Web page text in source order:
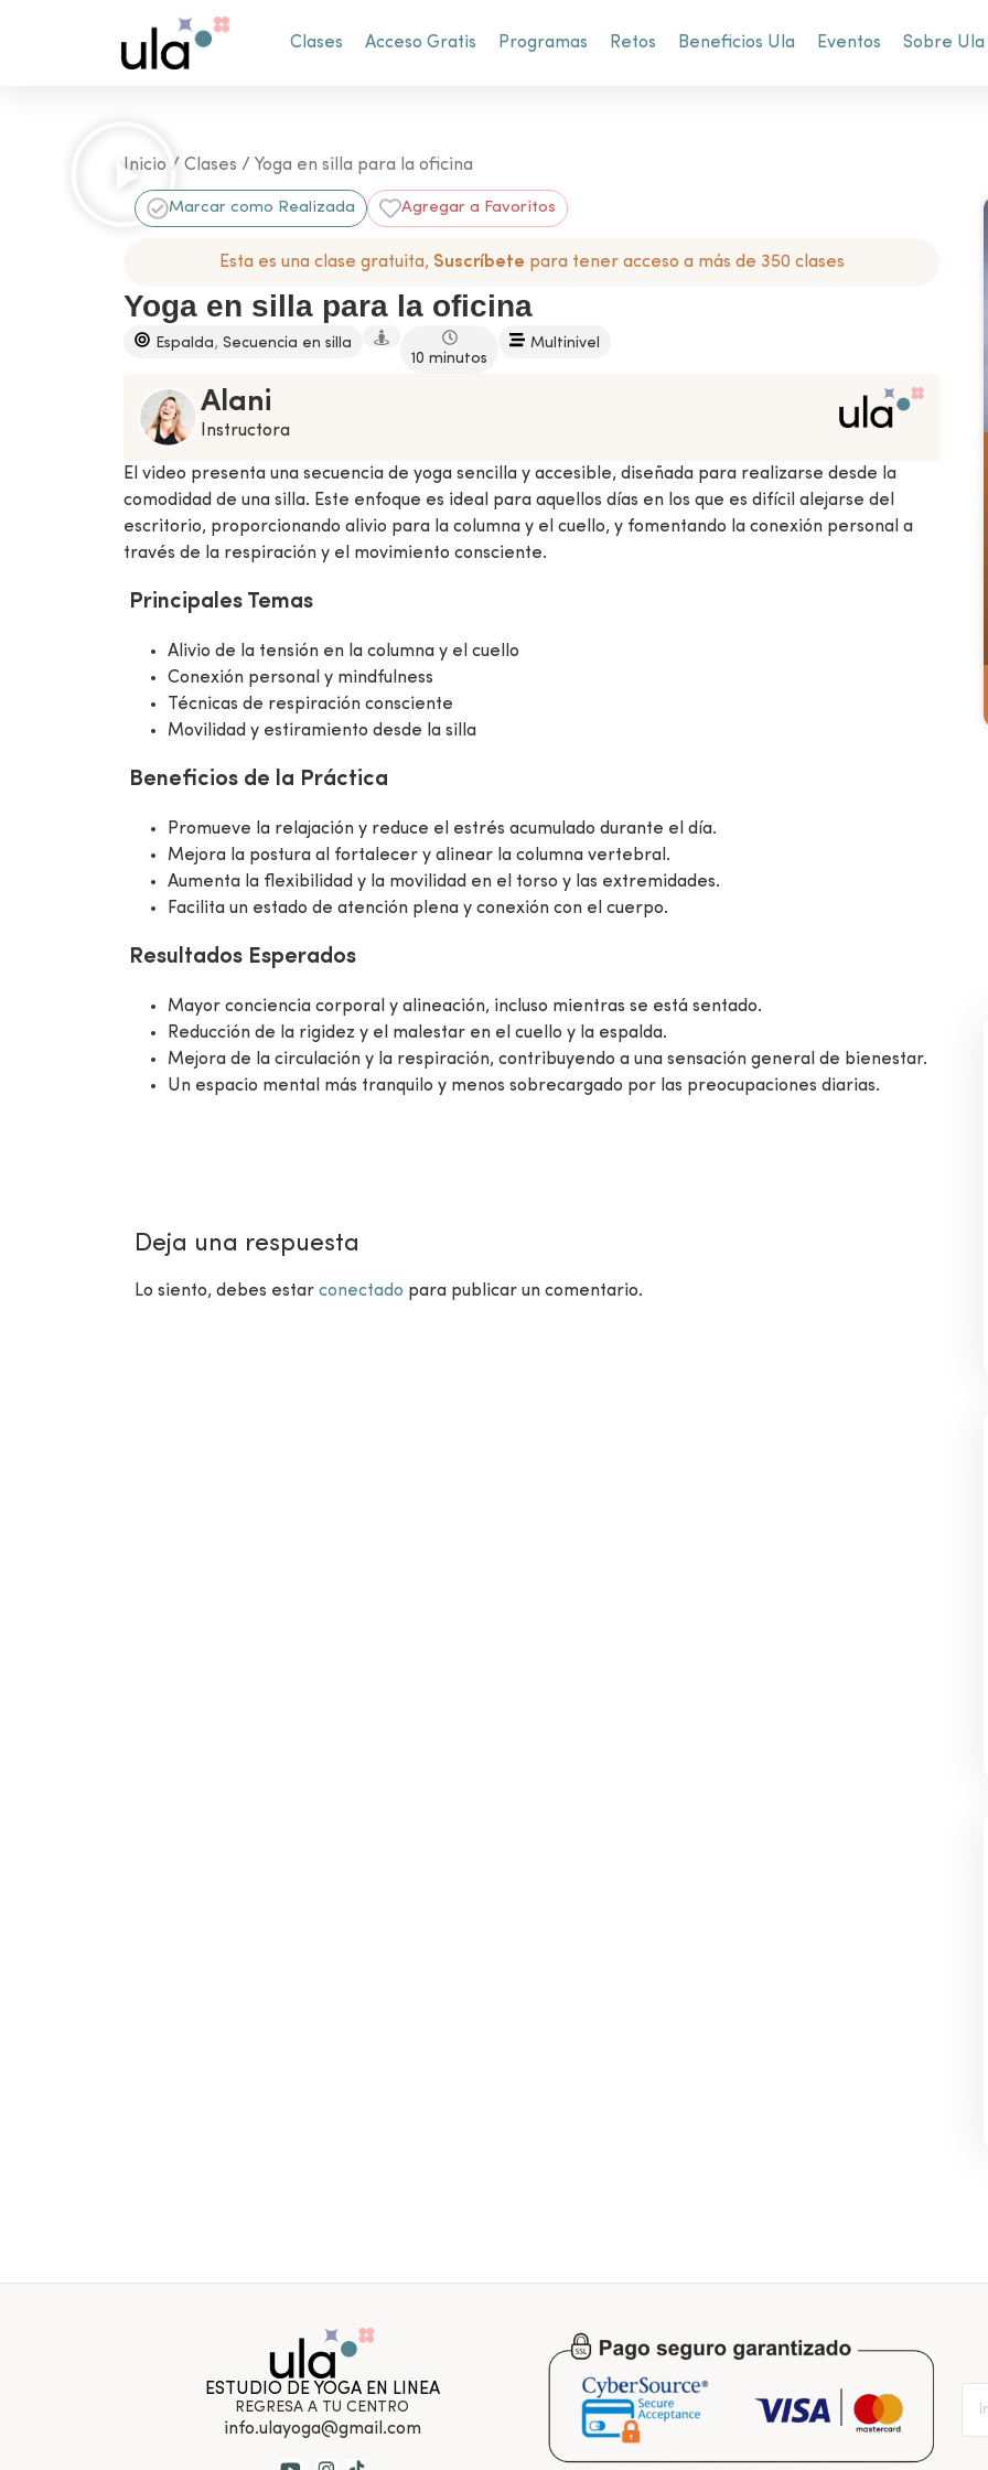
Clases Acceso Gratis Programas Retos Beneficios Ula Eventos Sobre Ula
Inicio / Clases / Yoga en silla para la oficina
Marcar como Realizada Agregar a Favoritos
Esta es una clase gratuita, Suscríbete para tener acceso a más de 350 clases
Yoga en silla para la oficina
Espalda, Secuencia en silla
10 minutos
Multinivel
Alani
Instructora
El video presenta una secuencia de yoga sencilla y accesible, diseñada para realizarse desde la
comodidad de una silla. Este enfoque es ideal para aquellos días en los que es difícil alejarse del
escritorio, proporcionando alivio para la columna y el cuello, y fomentando la conexión personal a
través de la respiración y el movimiento consciente.
Principales Temas
Alivio de la tensión en la columna y el cuello
Conexión personal y mindfulness
Técnicas de respiración consciente
Movilidad y estiramiento desde la silla
Beneficios de la Práctica
Promueve la relajación y reduce el estrés acumulado durante el día.
Mejora la postura al fortalecer y alinear la columna vertebral.
Aumenta la flexibilidad y la movilidad en el torso y las extremidades.
Facilita un estado de atención plena y conexión con el cuerpo.
Resultados Esperados
Mayor conciencia corporal y alineación, incluso mientras se está sentado.
Reducción de la rigidez y el malestar en el cuello y la espalda.
Mejora de la circulación y la respiración, contribuyendo a una sensación general de bienestar.
Un espacio mental más tranquilo y menos sobrecargado por las preocupaciones diarias.
Deja una respuesta
Lo siento, debes estar conectado para publicar un comentario.
ESTUDIO DE YOGA EN LINEA
REGRESA A TU CENTRO
info.ulayoga@gmail.com